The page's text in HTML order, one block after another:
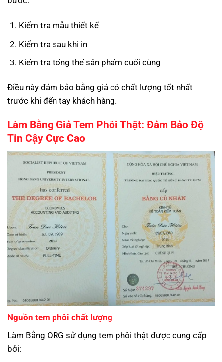
Kiểm tra mẫu thiết kế
Kiểm tra sau khi in
Kiểm tra tổng thể sản phẩm cuối cùng
Điều này đảm bảo bằng giả có chất lượng tốt nhất
trước khi đến tay khách hàng.
Làm Bằng Giả Tem Phôi Thật: Đảm Bảo Độ
Tin Cậy Cực Cao
Nguồn tem phôi chất lượng
Làm Bằng ORG sử dụng tem phôi thật được cung cấp
bởi: